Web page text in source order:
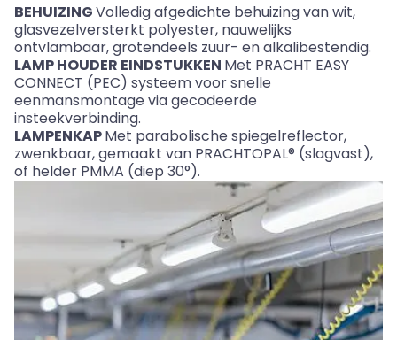
BEHUIZINGVolledig afgedichte behuizing van wit,
glasvezelversterkt polyester, nauwelijks
ontvlambaar, grotendeels zuur- en alkalibestendig.
LAMP HOUDER EINDSTUKKEN Met PRACHT EASY
CONNECT (PEC) systeem voor snelle
eenmansmontage via gecodeerde
insteekverbinding.
LAMPENKAPMet parabolische spiegelreflector,
zwenkbaar, gemaakt van PRACHTOPAL® (slagvast),
of helder PMMA (diep 30°).